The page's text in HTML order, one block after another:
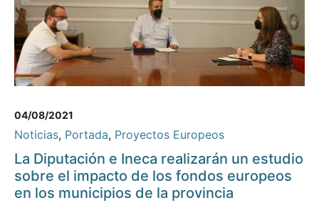
04/08/2021
Noticias, Portada, Proyectos Europeos
La Diputación e Ineca realizarán un estudio
sobre el impacto de los fondos europeos
en los municipios de la provincia